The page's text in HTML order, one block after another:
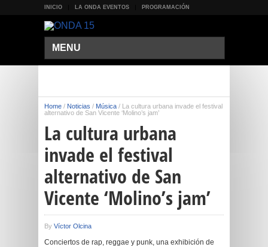
INICIO LA ONDA EVENTOS PROGRAMACIÓN
MENU
Home / Noticias / Música / La cultura urbana invade el festival
alternativo de San Vicente ‘Molino’s jam’
La cultura urbana
invade el festival
alternativo de San
Vicente ‘Molino’s jam’
By Víctor Olcina
Conciertos de rap, reggae y punk, una exhibición de